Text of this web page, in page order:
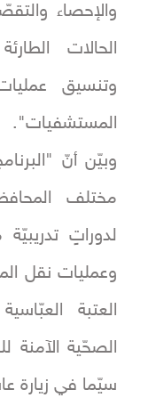
والإحصاء
الحالات
وتنسيق
المستشفيات".
وبيّن أنّ
مختلف
لدوراتٍ
وعمليات نقل
العتبة
الصحّية الآمنة
سيّما في زيارة